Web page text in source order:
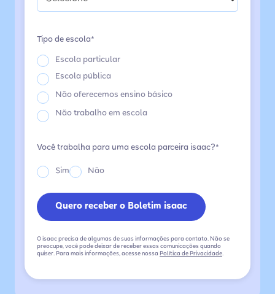
Tipo de escola*
Escola particular
Escola pública
Não oferecemos ensino básico
Não trabalho em escola
Você trabalha para uma escola parceira isaac?*
Sim Não
O isaac precisa de algumas de suas informações para contato. Não se
preocupe, você pode deixar de receber essas comunicações quando
quiser. Para mais informações, acesse nossa Política de Privacidade.